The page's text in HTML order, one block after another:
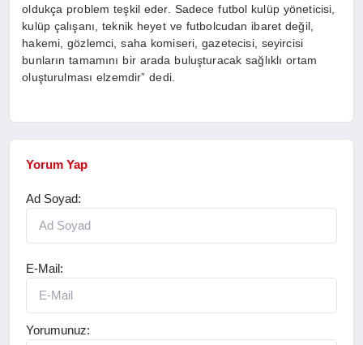
oldukça problem teşkil eder. Sadece futbol kulüp yöneticisi,
kulüp çalışanı, teknik heyet ve futbolcudan ibaret değil,
hakemi, gözlemci, saha komiseri, gazetecisi, seyircisi
bunların tamamını bir arada buluşturacak sağlıklı ortam
oluşturulması elzemdir” dedi.
Yorum Yap
Ad Soyad:
E-Mail:
Yorumunuz: